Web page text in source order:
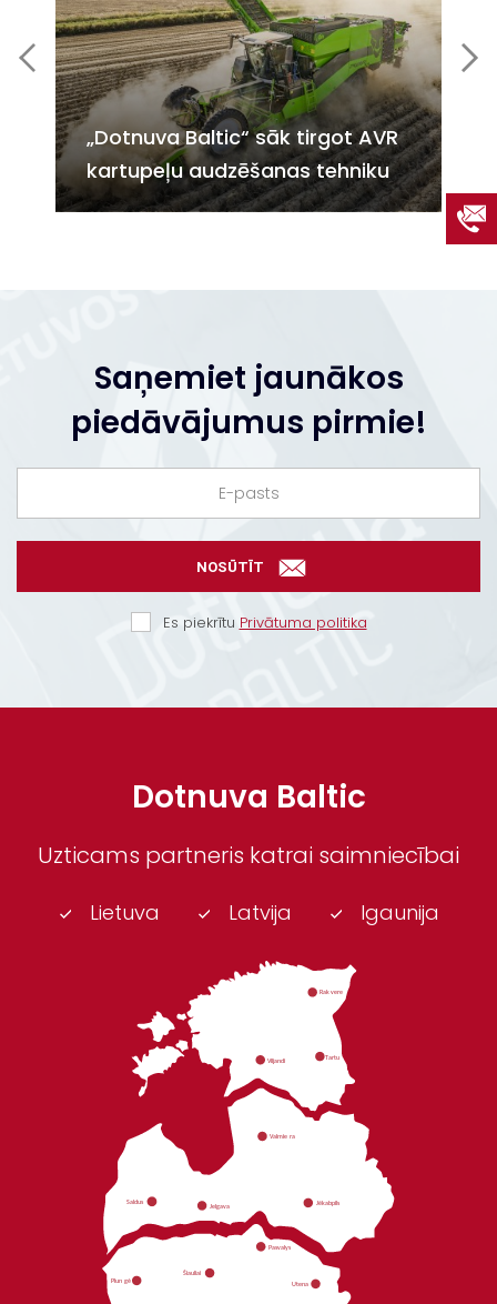
„Dotnuva Baltic“ sāk tirgot AVR
kartupeļu audzēšanas tehniku
Saņemiet jaunākos
piedāvājumus pirmie!
NOSŪTĪT
Es piekrītu Privātuma politika
Dotnuva Baltic
Uzticams partneris katrai saimniecībai
Lietuva Latvija Igaunija